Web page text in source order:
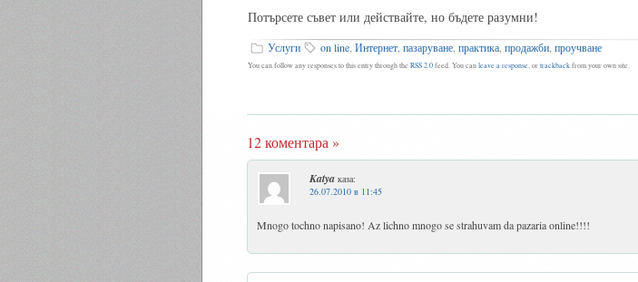
Потърсете съвет или действайте, но бъдете разумни!
Услуги on line Интернет пазаруване практика продажби проучване
You can follow any responses to this entry through the RSS 2.0 feed. You can leave a response, or trackback from your own site.
12 коментара »
Katya каза:
26.07.2010 в 11:45
Mnogo tochno napisano! Az lichno mnogo se strahuvam da pazaria online!!!!